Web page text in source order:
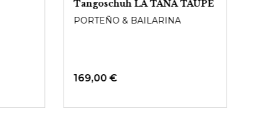
Tangoschuh LA TANA TAUPE
PORTEÑO & BAILARINA
169,00 €